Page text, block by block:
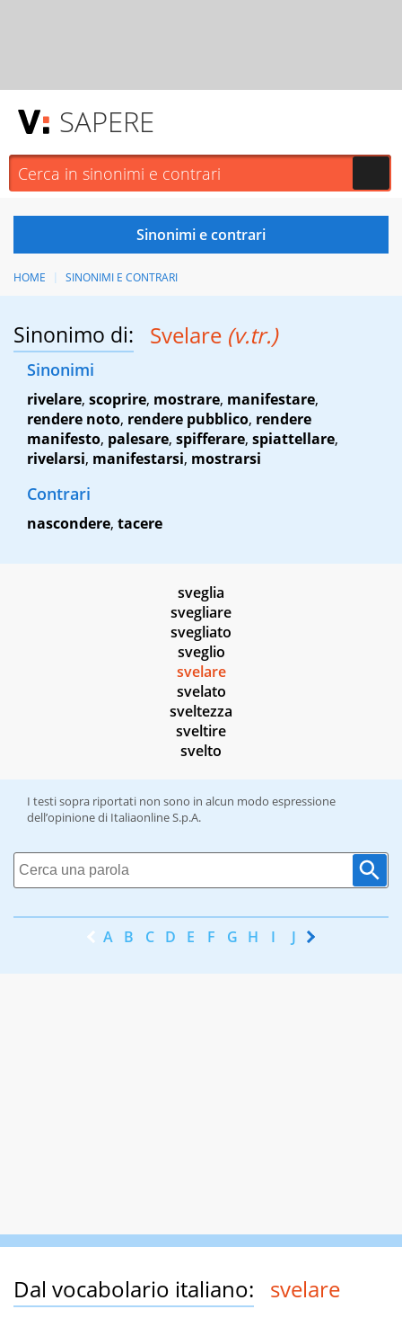
SAPERE
HOME SINONIMI E CONTRARI
Sinonimo di: Svelare (v.tr.)
Sinonimi
rivelare, scoprire, mostrare, manifestare,
rendere noto, rendere pubblico, rendere
manifesto, palesare, spifferare, spiattellare,
rivelarsi, manifestarsi, mostrarsi
Contrari
nascondere, tacere
sveglia
svegliare
svegliato
sveglio
svelare
svelato
sveltezza
sveltire
svelto
I testi sopra riportati non sono in alcun modo espressione
dell’opinione di Italiaonline S.p.A.
A B C D E F G H I J K
Dal vocabolario italiano: svelare